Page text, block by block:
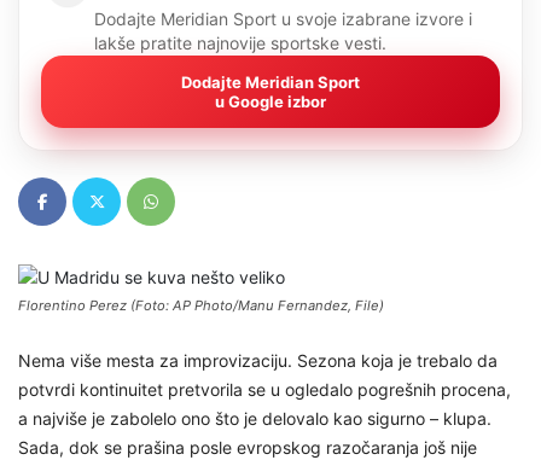
Dodajte Meridian Sport u svoje izabrane izvore i
lakše pratite najnovije sportske vesti.
Dodajte Meridian Sport
u Google izbor
Florentino Perez (Foto: AP Photo/Manu Fernandez, File)
Nema više mesta za improvizaciju. Sezona koja je trebalo da
potvrdi kontinuitet pretvorila se u ogledalo pogrešnih procena,
a najviše je zabolelo ono što je delovalo kao sigurno – klupa.
Sada, dok se prašina posle evropskog razočaranja još nije